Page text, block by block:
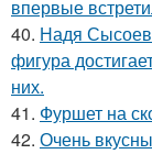
впервые
40. Надя
фигура
них.
41. Фуршет на
42. Очень